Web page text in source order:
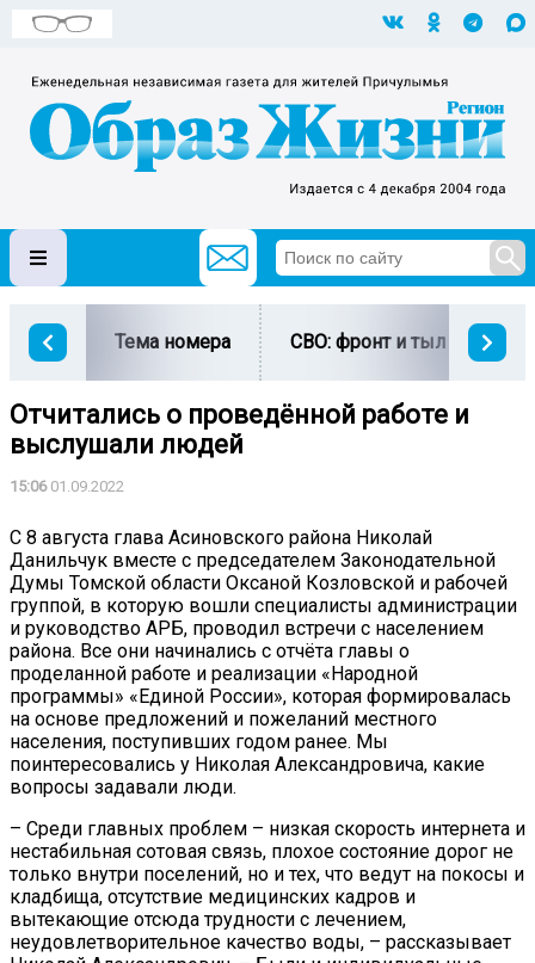
Тема номера СВО: фронт и тыл
Отчитались о проведённой работе и
выслушали людей
15:0601.09.2022
С 8 августа глава Асиновского района Николай
Данильчук вместе с председателем Законодательной
Думы Томской области Оксаной Козловской и рабочей
группой, в которую вошли специалисты администрации
и руководство АРБ, проводил встречи с населением
района. Все они начинались с отчёта главы о
проделанной работе и реализации «Народной
программы» «Единой России», которая формировалась
на основе предложений и пожеланий местного
населения, поступивших годом ранее. Мы
поинтересовались у Николая Александровича, какие
вопросы задавали люди.
– Среди главных проблем – низкая скорость интернета и
нестабильная сотовая связь, плохое состояние дорог не
только внутри поселений, но и тех, что ведут на покосы и
кладбища, отсутствие медицинских кадров и
вытекающие отсюда трудности с лечением,
неудовлетворительное качество воды, – рассказывает